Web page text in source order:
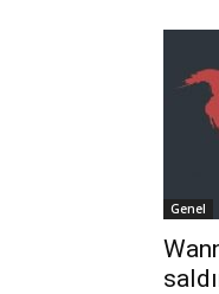
Genel